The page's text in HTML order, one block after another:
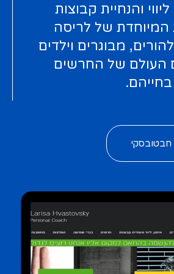
והנחיית קבוצות
המיוחדת של לריסה
להורים, מבוגרים וילדים
העולם של החרשים